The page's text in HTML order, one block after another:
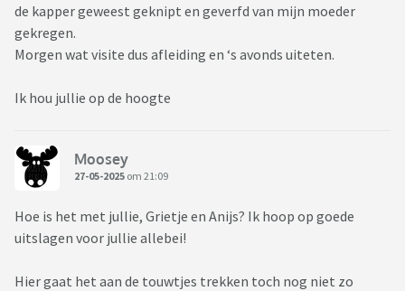
de kapper geweest geknipt en geverfd van mijn moeder
gekregen.
Morgen wat visite dus afleiding en ‘s avonds uiteten.
Ik hou jullie op de hoogte
Moosey
27-05-2025 om 21:09
Hoe is het met jullie, Grietje en Anijs? Ik hoop op goede
uitslagen voor jullie allebei!
Hier gaat het aan de touwtjes trekken toch nog niet zo